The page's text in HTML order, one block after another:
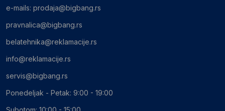
e-mails: prodaja@bigbang.rs
pravnalica@bigbang.rs
belatehnika@reklamacije.rs
info@reklamacije.rs
servis@bigbang.rs
Ponedeljak - Petak: 9:00 - 19:00